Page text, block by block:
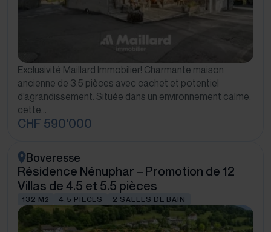
Exclusivité Maillard Immobilier! Charmante maison
ancienne de 3.5 pièces avec cachet et potentiel
d’agrandissement. Située dans un environnement calme,
cette…
CHF 590'000
Boveresse
Résidence Nénuphar – Promotion de 12
Villas de 4.5 et 5.5 pièces
132 M 2 4.5 PIÈCES 2 SALLES DE BAIN